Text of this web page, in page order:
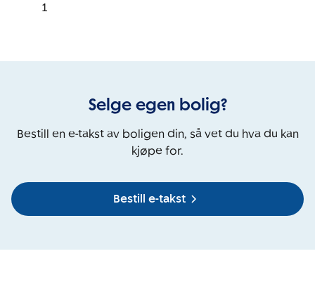
1
Selge egen bolig?
Bestill en e-takst av boligen din, så vet du hva du kan
kjøpe for.
Bestill e-takst